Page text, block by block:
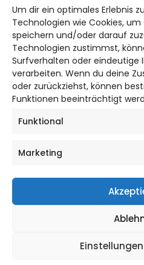
Um dir ein optimales Erlebnis
Technologien wie Cookies,
speichern und/oder darauf
Technologien zustimmst,
Surfverhalten oder eindeutige
verarbeiten. Wenn du deine
oder zurückziehst, können
Funktionen beeinträchtigt
Funktional
Marketing
Bruchtorwall 12
38100 Braunschweig
Telefon: 0531 387220 – 65
DAS
Impressum
Cookie Richtlinie
CITYLIFE! BEI